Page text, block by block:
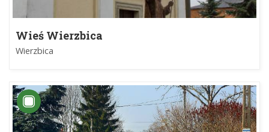
Wieś Wierzbica
Wierzbica